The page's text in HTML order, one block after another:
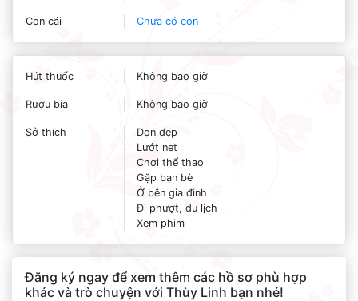
Con cái Chưa có con
Hút thuốc Không bao giờ
Rượu bia Không bao giờ
Sở thích
Dọn dẹp
Lướt net
Chơi thể thao
Gặp bạn bè
Ở bên gia đình
Đi phượt, du lịch
Xem phim
Đăng ký ngay để xem thêm các hồ sơ phù hợp
khác và trò chuyện với Thùy Linh bạn nhé!